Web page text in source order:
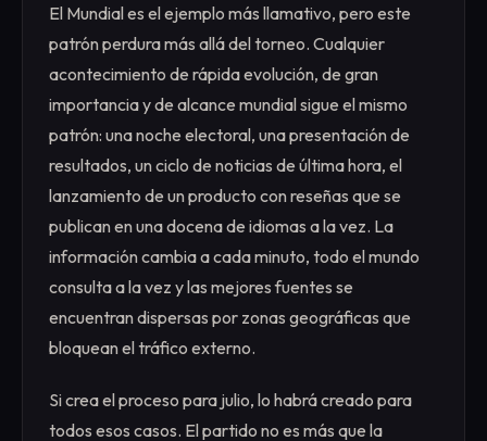
El Mundial es el ejemplo más llamativo, pero este
patrón perdura más allá del torneo. Cualquier
acontecimiento de rápida evolución, de gran
importancia y de alcance mundial sigue el mismo
patrón: una noche electoral, una presentación de
resultados, un ciclo de noticias de última hora, el
lanzamiento de un producto con reseñas que se
publican en una docena de idiomas a la vez. La
información cambia a cada minuto, todo el mundo
consulta a la vez y las mejores fuentes se
encuentran dispersas por zonas geográficas que
bloquean el tráfico externo.
Si crea el proceso para julio, lo habrá creado para
todos esos casos. El partido no es más que la